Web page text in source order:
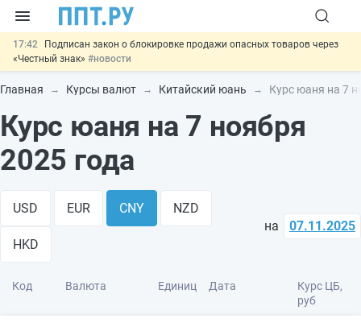
17:42
Подписан закон о блокировке продажи опасных товаров через
«Честный знак» #новости
17:17 Дистанционную работу беременных пропишут в ТК РФ#новости
отменить
15:25
Изменят правила контроля за подрядчиками ИЖС с эскроу-
11:31
Важно
Разработают единые критерии трудовых и ГПХ-
#новости
Главная Курсы валют Китайский юань Курс юаня на 7
Курс юаня на 7 ноября
2025 года
USD EUR CNY NZD
HKD
на 07.11.2025
Код Валюта Единиц Дата
Курс ЦБ,
руб